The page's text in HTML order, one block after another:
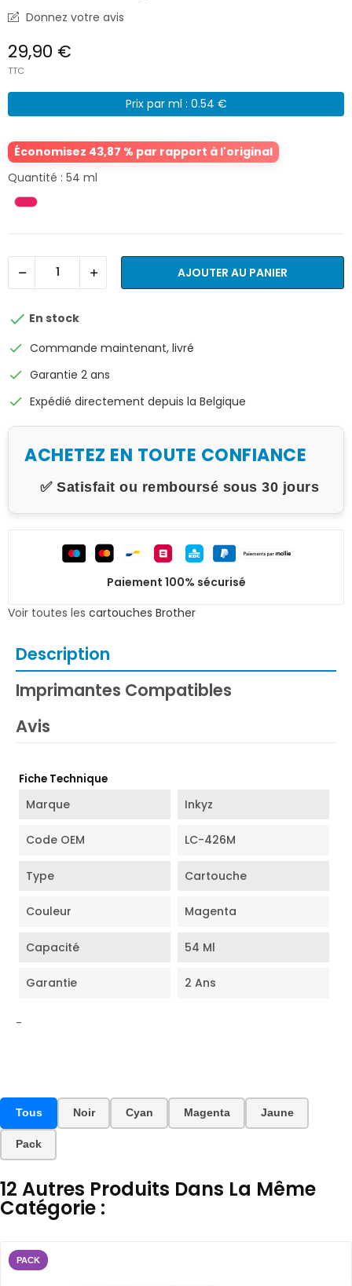
Donnez votre avis
29,90 €
TTC
Prix par ml : 0.54 €
Économisez 43,87 % par rapport à l'original
Quantité : 54 ml
AJOUTER AU PANIER
 En stock
check Commande maintenant, livré
check Garantie 2 ans
check Expédié directement depuis la Belgique
ACHETEZ EN TOUTE CONFIANCE
✅ Satisfait ou remboursé sous 30 jours
Paiement 100% sécurisé
Voir toutes les cartouches Brother
Description
Imprimantes Compatibles
Avis
Fiche Technique
Marque Inkyz
Code OEM LC-426M
Type Cartouche
Couleur Magenta
Capacité 54 Ml
Garantie 2 Ans
-
Tous Noir Cyan Magenta Jaune
Pack
12 Autres Produits Dans La Même
Catégorie :
PACK